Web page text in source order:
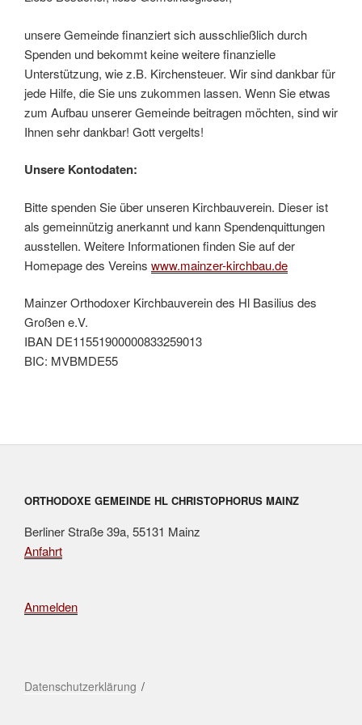
unsere Gemeinde finanziert sich ausschließlich durch
Spenden und bekommt keine weitere finanzielle
Unterstützung, wie z.B. Kirchensteuer. Wir sind dankbar für
jede Hilfe, die Sie uns zukommen lassen. Wenn Sie etwas
zum Aufbau unserer Gemeinde beitragen möchten, sind wir
Ihnen sehr dankbar! Gott vergelts!
Unsere Kontodaten:
Bitte spenden Sie über unseren Kirchbauverein. Dieser ist
als gemeinnützig anerkannt und kann Spendenquittungen
ausstellen. Weitere Informationen finden Sie auf der
Homepage des Vereins www.mainzer-kirchbau.de
Mainzer Orthodoxer Kirchbauverein des Hl Basilius des
Großen e.V.
IBAN DE11551900000833259013
BIC: MVBMDE55
ORTHODOXE GEMEINDE HL CHRISTOPHORUS MAINZ
Berliner Straße 39a, 55131 Mainz
Anfahrt
Anmelden
Datenschutzerklärung